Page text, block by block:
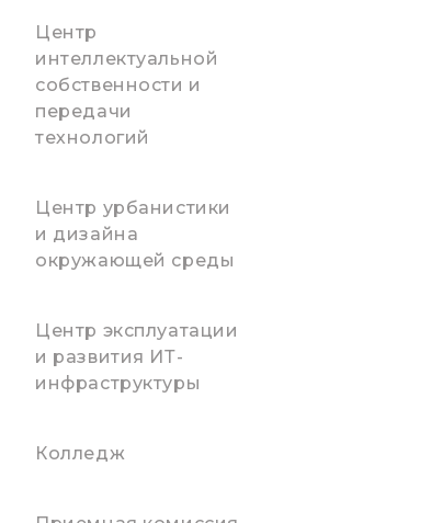
Центр
интеллектуальной
собственности и
передачи
технологий
Центр урбанистики
и дизайна
окружающей среды
Центр эксплуатации
и развития ИТ-
инфраструктуры
Колледж